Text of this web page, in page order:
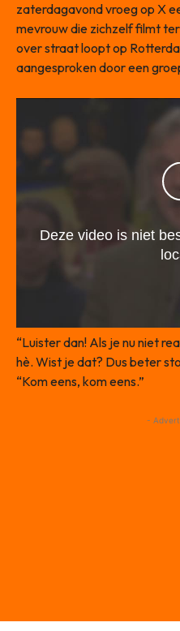
zaterdagavond vroeg op X
mevrouw die zichzelf filmt
over straat loopt op
aangesproken door een
“Luister dan! Als je nu niet
hè. Wist je dat? Dus beter
“Kom eens, kom eens.”
-